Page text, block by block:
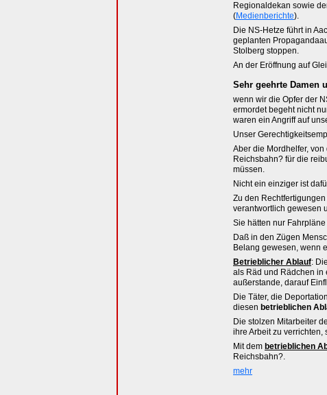
Regionaldekan sowie
(Medienberichte).
Die NS-Hetze führt in
geplanten
Stolberg stoppen.
An der Eröffnung auf
Sehr geehrte Damen
wenn wir die Opfer der
ermordet begeht nicht
waren ein Angriff auf
Unser
Aber die Mordhelfer,
Reichsbahn? für die
müssen.
Nicht ein einziger ist
Zu den
verantwortlich gewesen
Sie hätten nur
Daß in den Zügen
Belang gewesen, wenn
Betrieblicher Ablauf:
als Räd und Rädchen in
außerstande, darauf
Die Täter, die
diesen betrieblichen
Die stolzen Mitarbeiter
ihre Arbeit zu verrichten,
Mit dem betrieblichen
Reichsbahn?.
mehr